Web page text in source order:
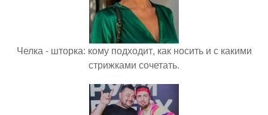
Челка - шторка: кому подходит, как носить и с какими
стрижками сочетать.